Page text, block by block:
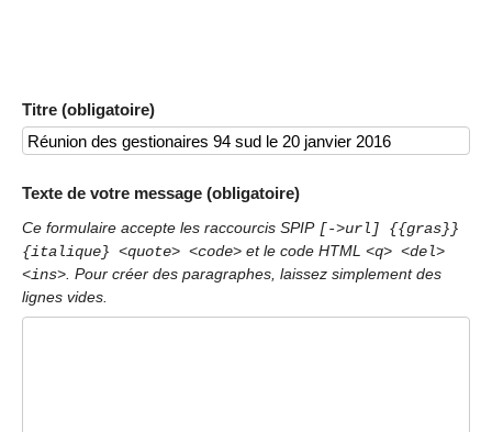
Titre (obligatoire)
Texte de votre message (obligatoire)
Ce formulaire accepte les raccourcis SPIP [->url] {{gras}}
{italique} <quote> <code> et le code HTML <q> <del>
<ins> . Pour créer des paragraphes, laissez simplement des
lignes vides.